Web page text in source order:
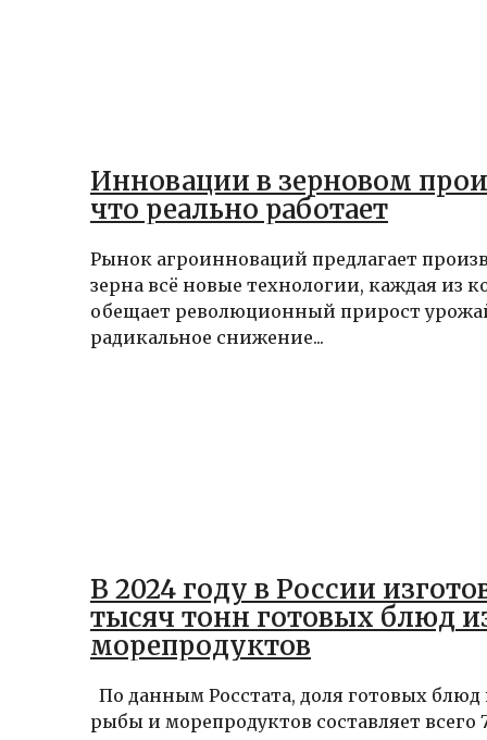
Инновации в зерновом
что реально работает
Рынок агроинноваций предлагает
зерна всё новые технологии, каждая из
обещает революционный прирост
радикальное снижение...
В 2024 году в России
тысяч тонн готовых блюд
морепродуктов
По данным Росстата, доля готовых блюд
рыбы и морепродуктов составляет всего